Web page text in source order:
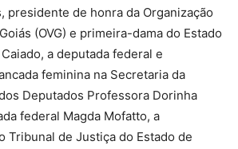
presidente de honra da Organização
(OVG) e primeira-dama do Estado
a deputada federal e
feminina na Secretaria da
Deputados Professora Dorinha
federal Magda Mofatto, a
Tribunal de Justiça do Estado de